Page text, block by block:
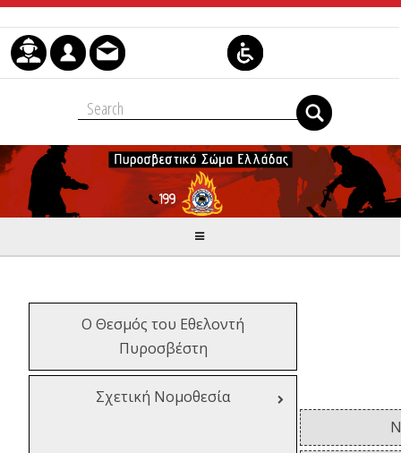
Μετάβαση στο περιεχόμενο
Ο Θεσμός του Εθελοντή
Πυροσβέστη
Σχετική Νομοθεσία